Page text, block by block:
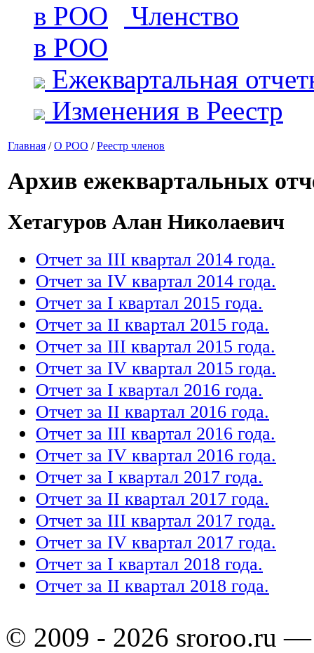
Членство
в РОО
Ежеквартальная
Изменения в Реестр
Главная /О РОО /Реестр членов
Архив ежеквартальных
Хетагуров Алан Николаевич
Отчет за III квартал 2014 года.
Отчет за IV квартал 2014 года.
Отчет за I квартал 2015 года.
Отчет за II квартал 2015 года.
Отчет за III квартал 2015 года.
Отчет за IV квартал 2015 года.
Отчет за I квартал 2016 года.
Отчет за II квартал 2016 года.
Отчет за III квартал 2016 года.
Отчет за IV квартал 2016 года.
Отчет за I квартал 2017 года.
Отчет за II квартал 2017 года.
Отчет за III квартал 2017 года.
Отчет за IV квартал 2017 года.
Отчет за I квартал 2018 года.
Отчет за II квартал 2018 года.
© 2009 - 2026 sroroo.ru —